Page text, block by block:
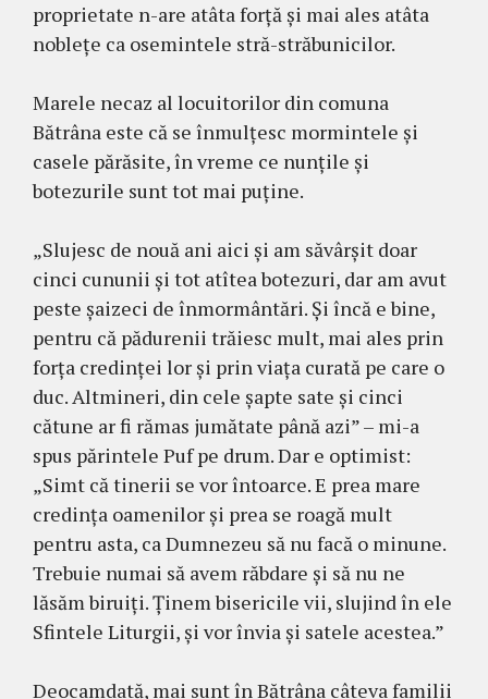
proprietate n-are atâta forţă şi mai ales atâta
nobleţe ca osemintele stră-străbunicilor.
Marele necaz al locuitorilor din comuna
Bătrâna este că se înmulţesc mormintele şi
casele părăsite, în vreme ce nunţile şi
botezurile sunt tot mai puţine.
„Slujesc de nouă ani aici şi am săvârşit doar
cinci cununii şi tot atîtea botezuri, dar am avut
peste şaizeci de înmormântări. Şi încă e bine,
pentru că pădurenii trăiesc mult, mai ales prin
forţa credinţei lor şi prin viaţa curată pe care o
duc. Altmineri, din cele şapte sate şi cinci
cătune ar fi rămas jumătate până azi” – mi-a
spus părintele Puf pe drum. Dar e optimist:
„Simt că tinerii se vor întoarce. E prea mare
credinţa oamenilor şi prea se roagă mult
pentru asta, ca Dumnezeu să nu facă o minune.
Trebuie numai să avem răbdare şi să nu ne
lăsăm biruiţi. Ţinem bisericile vii, slujind în ele
Sfintele Liturgii, şi vor învia şi satele acestea.”
Deocamdată, mai sunt în Bătrâna câteva familii